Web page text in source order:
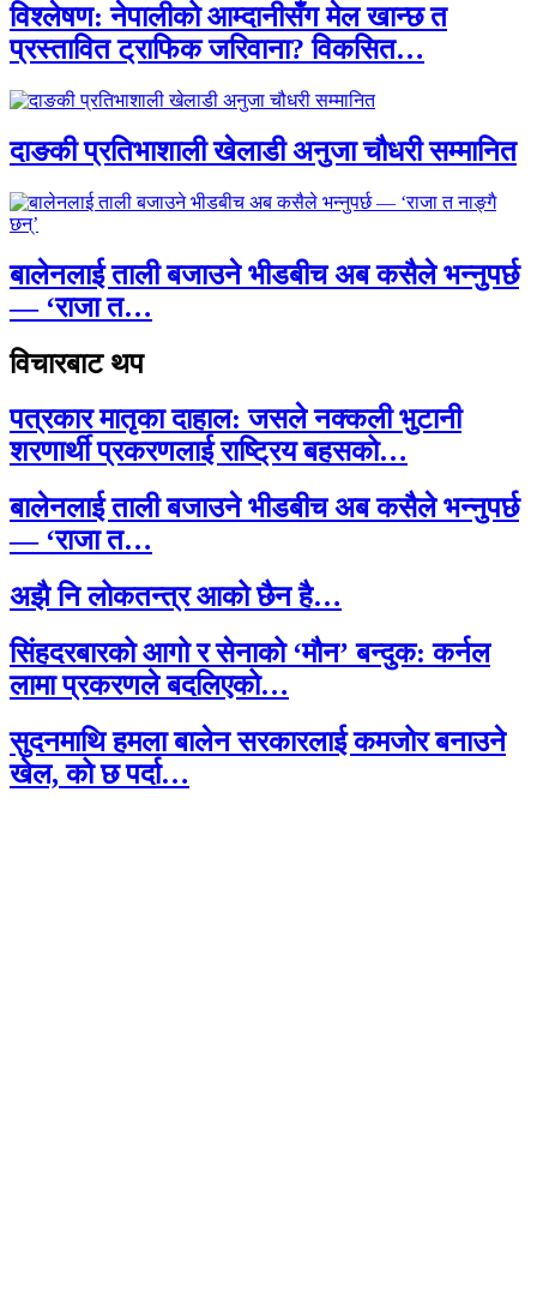
विश्लेषण: नेपालीको आम्दानीसँग मेल खान्छ त
प्रस्तावित ट्राफिक जरिवाना? विकसित…
दाङकी प्रतिभाशाली खेलाडी अनुजा चौधरी सम्मानित
बालेनलाई ताली बजाउने भीडबीच अब कसैले भन्नुपर्छ
— ‘राजा त…
विचारबाट थप
पत्रकार मातृका दाहाल: जसले नक्कली भुटानी
शरणार्थी प्रकरणलाई राष्ट्रिय बहसको…
बालेनलाई ताली बजाउने भीडबीच अब कसैले भन्नुपर्छ
— ‘राजा त…
अझै नि लोकतन्त्र आको छैन है…
सिंहदरबारको आगो र सेनाको ‘मौन’ बन्दुक: कर्नल
लामा प्रकरणले बदलिएको…
सुदनमाथि हमला बालेन सरकारलाई कमजोर बनाउने
खेल, को छ पर्दा…